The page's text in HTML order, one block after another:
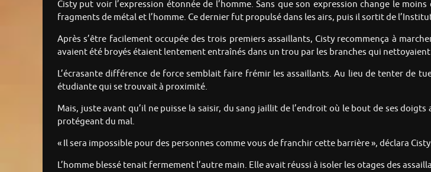
Cisty put voir l’expression étonnée de l’homme. Sans que son expression change le
fragments de métal et l’homme. Ce dernier fut propulsé dans les airs, puis il sortit de
Après s’être facilement occupée des trois premiers assaillants, Cisty recommença à
avaient été broyés étaient lentement entraînés dans un trou par les branches qui
L’écrasante différence de force semblait faire frémir les assaillants. Au lieu de tenter de
étudiante qui se trouvait à proximité.
Mais, juste avant qu’il ne puisse la saisir, du sang jaillit de l’endroit où le bout de ses
protégeant du mal.
« Il sera impossible pour des personnes comme vous de franchir cette barrière », déclara
L’homme blessé tenait fermement l’autre main. Elle avait réussi à isoler les otages des